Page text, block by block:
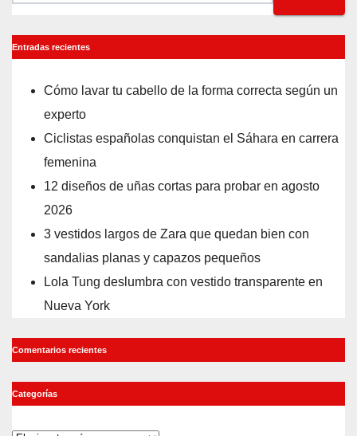
Entradas recientes
Cómo lavar tu cabello de la forma correcta según un
experto
Ciclistas españolas conquistan el Sáhara en carrera
femenina
12 diseños de uñas cortas para probar en agosto
2026
3 vestidos largos de Zara que quedan bien con
sandalias planas y capazos pequeños
Lola Tung deslumbra con vestido transparente en
Nueva York
Comentarios recientes
Categorías